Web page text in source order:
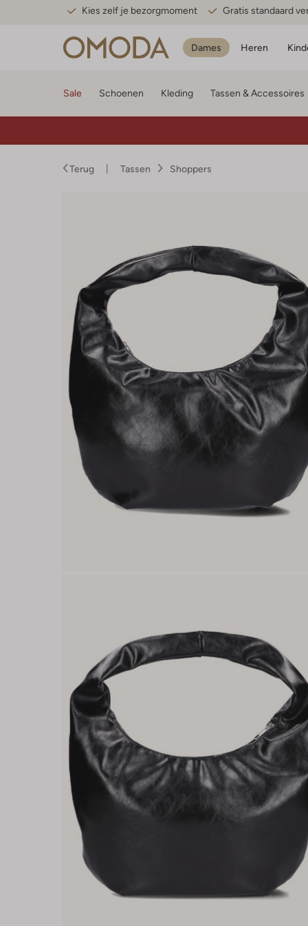
Kies zelf je bezorgmoment Gratis standaard
Dames Heren
Sale Schoenen Kleding Tassen & Accessoires
Terug Tassen Shoppers